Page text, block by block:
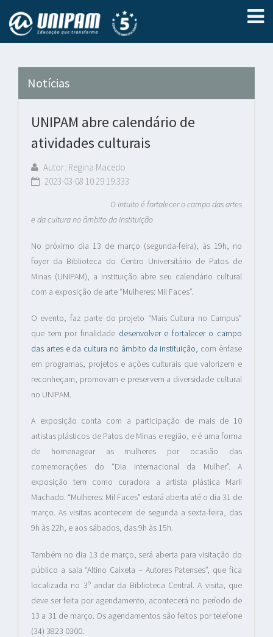
Notícias
UNIPAM abre calendário de
atividades culturais
Autor: Regina Macedo
2023-03-08 10:29:19.333
O intuito é fortalecer o campo das artes
e da cultura no âmbito da instituição
No próximo dia 13 de março (segunda-feira), às 19h, no
foyer da Biblioteca do Centro Universitário de Patos de
Minas (UNIPAM), a instituição abre seu calendário cultural
com a exposição de arte “Mulheres: Mil Faces”.
O evento, faz parte do projeto “Mais Cultura no Campus”
que tem por finalidade desenvolver e fortalecer o campo
das artes e da cultura no âmbito da instituição, com ênfase
em programas, projetos e ações culturais que valorizem e
reconheçam, promovam e preservem a diversidade cultural
no UNIPAM.
A exposição conta com a participação de mais de 10
artistas plásticos de Patos de Minas e região, e é uma forma
de homenagear as mulheres por ocasião das
comemorações do “Dia Internacional da Mulher”. A
exposição tem como curadora a artista plástica Marli
Machado. “Mulheres: Mil Faces” estará aberta até o dia 31 de
março. As visitas acontecem de segunda a sexta-feira, das
9h às 22h, e aos sábados, das 9h às 15h.
Também no dia 13 de março, será aberta para visitação do
público a sala “Altino Caixeta – Autores Patenses”, que fica
localizada no 3º andar da Biblioteca Central. A visita, que
deve ser feita por agendamento, acontecerá no período de
13 a 31 de março. Os agendamentos são feitos por telefone
(34) 3823 0300.